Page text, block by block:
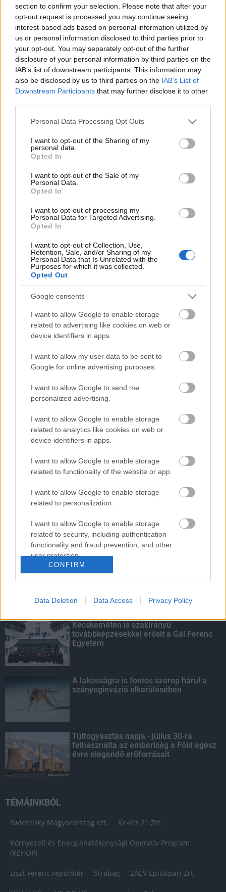
section to confirm your selection. Please note that after your
opt-out request is processed you may continue seeing
interest-based ads based on personal information utilized by
us or personal information disclosed to third parties prior to
your opt-out. You may separately opt-out of the further
disclosure of your personal information by third parties on the
IAB’s list of downstream participants. This information may
also be disclosed by us to third parties on the IAB’s List of
Downstream Participants that may further disclose it to other
Please note that this website/app uses one or more Google
not limited to your visit or usage behaviour. You may click to
grant or deny consent to Google and its third-party tags to
use your data for below specified purposes in below Google
consent section.
Personal Data Processing Opt Outs
I want to opt-out of the Sharing of my
personal data.
Opted In
I want to opt-out of the Sale of my
Personal Data.
Opted In
I want to opt-out of processing my
Personal Data for Targeted Advertising.
Opted In
I want to opt-out of Collection, Use,
Retention, Sale, and/or Sharing of my
Personal Data that Is Unrelated with the
Purposes for which it was collected.
Opted Out
Google consents
I want to allow Google to enable storage
related to advertising like cookies on web or
device identifiers in apps.
I want to allow my user data to be sent to
Google for online advertising purposes.
I want to allow Google to send me
personalized advertising.
I want to allow Google to enable storage
related to analytics like cookies on web or
device identifiers in apps.
I want to allow Google to enable storage
related to functionality of the website or app.
I want to allow Google to enable storage
related to personalization.
I want to allow Google to enable storage
related to security, including authentication
functionality and fraud prevention, and other
user protection.
CONFIRM
Data Deletion Data Access Privacy Policy
Országos hírek
KECSKEMÉTEN IS SZAKIRÁNYÚ
TOVÁBBKÉPZÉSEKKEL ERŐSÍT A GÁL FERENC
EGYETEM
A lakosságra is fontos szerep hárul a szúnyoginvázió
Folytatódik a szúnyogírtás szerte az országban. Az ázsiai
tigrisszúnyog a vízhiány ellenére is talál szaporodási helyet a
Országos hírek
Túlfogyasztás napja - július 30-ra
felhasználta az emberiség a Föld egész
Beindult az őszibarackszezon,
szeptemberig élvezhetjük
HIRDETÉS
Felújított üzletet nyitott Szekszárdon az
Auchan
erősítő Pénz7 programsorozat
Budapest-Pécs, Budapest-Szolnok:
gyorsabb és biztonságosabb lett a vasút
KIEMELT
Kecskeméten is szakirányú
továbbképzésekkel erősít a Gál Ferenc
Egyetem
A lakosságra is fontos szerep hárul a
szúnyoginvázió elkerülésében
Túlfogyasztás napja - július 30-ra
felhasználta az emberiség a Föld egész
évre elegendő erőforrásait
TÉMÁINKBÓL
Swietelsky Magyarország Kft. Ke-Víz 21 Zrt.
Környezeti és Energiahatékonysági Operatív Program
(KEHOP)
Liszt Ferenc repülőtér Strabag ZÁÉV Építőipari Zrt.